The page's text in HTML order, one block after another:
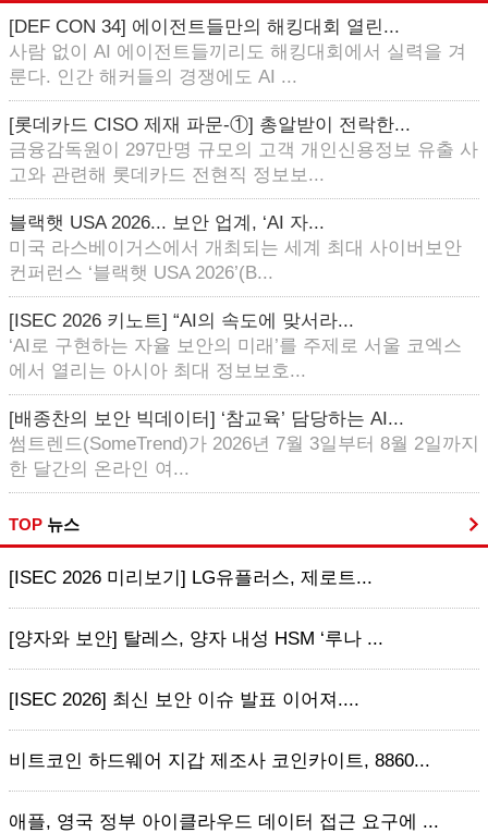
[DEF CON 34] 에이전트들만의 해킹대회 열린...
사람 없이 AI 에이전트들끼리도 해킹대회에서 실력을 겨
룬다. 인간 해커들의 경쟁에도 AI ...
[롯데카드 CISO 제재 파문-①] 총알받이 전락한...
금융감독원이 297만명 규모의 고객 개인신용정보 유출 사
고와 관련해 롯데카드 전현직 정보보...
블랙햇 USA 2026... 보안 업계, ‘AI 자...
미국 라스베이거스에서 개최되는 세계 최대 사이버보안
컨퍼런스 ‘블랙햇 USA 2026’(B...
[ISEC 2026 키노트] “AI의 속도에 맞서라...
‘AI로 구현하는 자율 보안의 미래’를 주제로 서울 코엑스
에서 열리는 아시아 최대 정보보호...
[배종찬의 보안 빅데이터] ‘참교육’ 담당하는 AI...
썸트렌드(SomeTrend)가 2026년 7월 3일부터 8월 2일까지
한 달간의 온라인 여...
TOP 뉴스
[ISEC 2026 미리보기] LG유플러스, 제로트...
[양자와 보안] 탈레스, 양자 내성 HSM ‘루나 ...
[ISEC 2026] 최신 보안 이슈 발표 이어져....
비트코인 하드웨어 지갑 제조사 코인카이트, 8860...
애플, 영국 정부 아이클라우드 데이터 접근 요구에 ...